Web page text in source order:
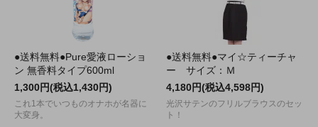
●送料無料●Pure愛液ローショ
ン 無香料タイプ600ml
1,300円(税込1,430円)
これ1本でいつものオナホが名器に
大変身。
●送料無料●マイ☆ティーチャ
ー サイズ：Ｍ
4,180円(税込4,598円)
光沢サテンのフリルブラウスのセッ
ト！